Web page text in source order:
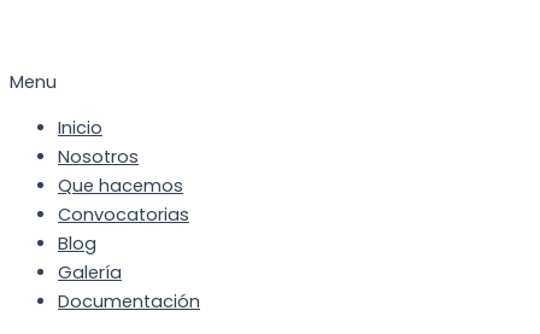
Menu
Inicio
Nosotros
Que hacemos
Convocatorias
Blog
Galería
Documentación